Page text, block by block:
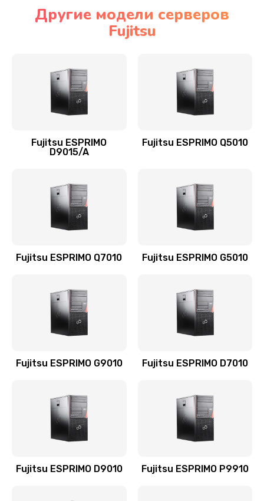
Другие модели серверов
Fujitsu
Fujitsu ESPRIMO
D9015/A
Fujitsu ESPRIMO Q5010
Fujitsu ESPRIMO Q7010 Fujitsu ESPRIMO G5010
Fujitsu ESPRIMO G9010 Fujitsu ESPRIMO D7010
Fujitsu ESPRIMO D9010 Fujitsu ESPRIMO P9910